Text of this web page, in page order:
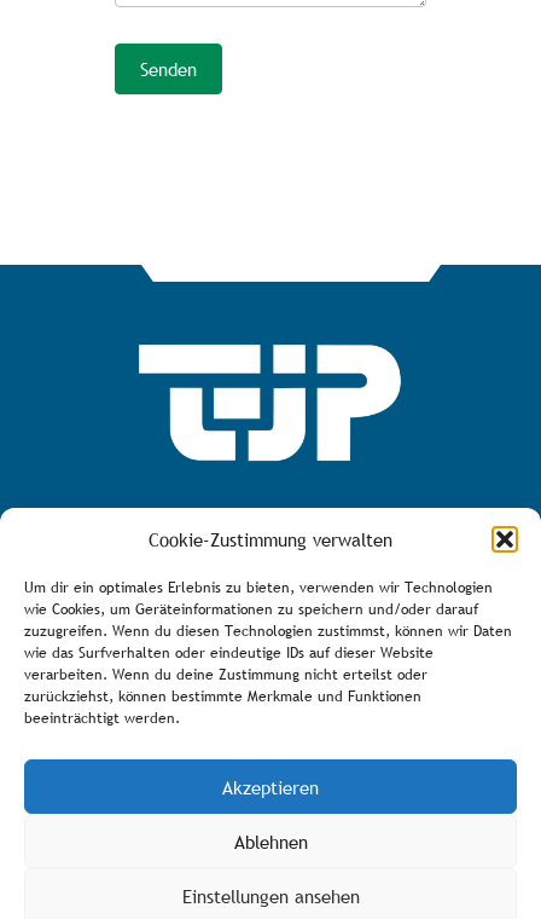
Cookie-Zustimmung verwalten
Um dir ein optimales Erlebnis zu bieten, verwenden wir Technologien
wie Cookies, um Geräteinformationen zu speichern und/oder darauf
zuzugreifen. Wenn du diesen Technologien zustimmst, können wir Daten
wie das Surfverhalten oder eindeutige IDs auf dieser Website
verarbeiten. Wenn du deine Zustimmung nicht erteilst oder
zurückziehst, können bestimmte Merkmale und Funktionen
beeinträchtigt werden.
Akzeptieren
Ablehnen
Einstellungen ansehen
Senden
MEHR ÜBER DEN TJP E.V.
AGB
Bürozeiten
Impressum
DSVGO